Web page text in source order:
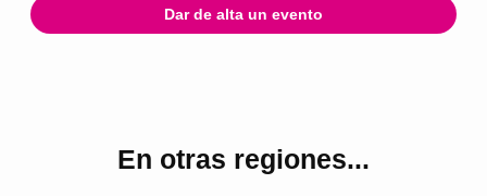
Dar de alta un evento
En otras regiones...